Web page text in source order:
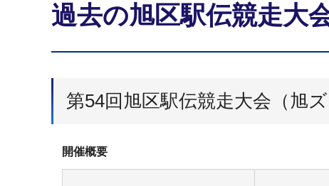
過去の旭区駅伝競走大
第54回旭区駅伝競走大会（旭
開催概要